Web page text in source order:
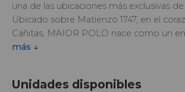
una de las ubicaciones más exclusivas
Ubicado sobre Matienzo 1747, en el
Cañitas, MAIOR POLO nace como un
más ↓
Unidades disponibles